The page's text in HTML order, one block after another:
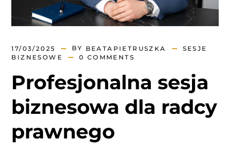
17/03/2025 BY BEATAPIETRUSZKA
SESJE
BIZNESOWE
0 COMMENTS
Profesjonalna sesja
biznesowa dla radcy
prawnego